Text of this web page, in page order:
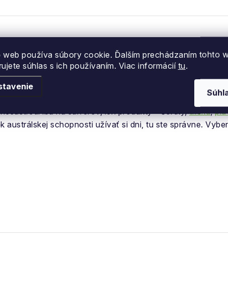
web používa súbory cookie. Ďalším prechádzaním tohto
súhlas s ich používaním. Viac informácií tu.
ten pocit“, aj to sú slogany značky Billabong. Značky,
Austrálčanov znamená „mŕtve rameno rieky“,
iba na surferov, ich produkty – šortky,tričká,
schopnosti užívať si dni, tu ste správne.